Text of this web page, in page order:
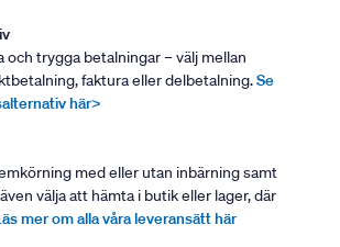
och trygga betalningar – välj mellan
faktura eller delbetalning.Se
här>
med eller utan inbärning samt
välja att hämta i butik eller lager, där
mer om alla våra leveransätt här